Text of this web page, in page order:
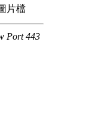
片檔
Port 443